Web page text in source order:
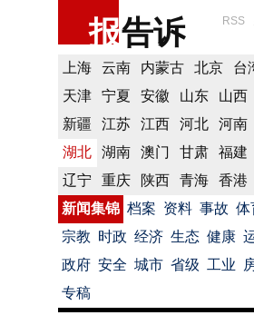
报告诉 RSS
上海 云南 内蒙古 北京 台
天津
宁夏 安徽 山东 山西
新疆
江苏 江西 河北 河南
湖北
湖南 澳门 甘肃 福建
辽宁
重庆 陕西 青海 香港
新闻集锦 档案 资料 事故 体
宗教 时政 经济 生态 健康
政府 安全 城市 省级 工业
专稿